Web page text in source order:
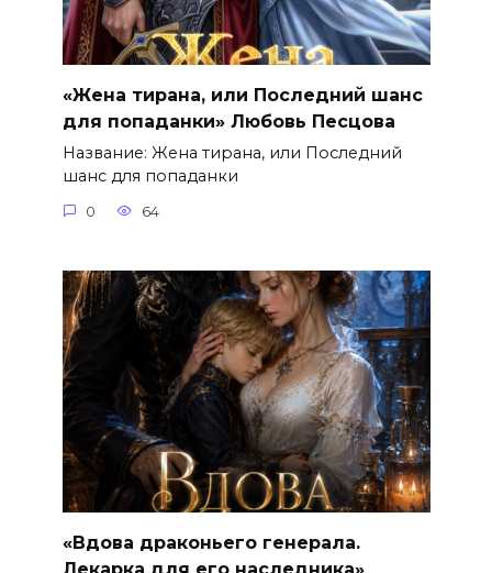
«Жена тирана, или Последний шанс
для попаданки» Любовь Песцова
Название: Жена тирана, или Последний
шанс для попаданки
0 64
«Вдова драконьего генерала.